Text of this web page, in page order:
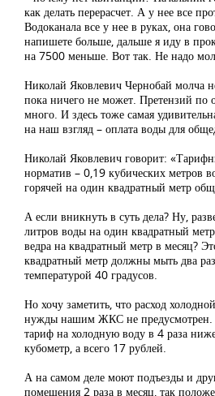
как делать перерасчет. А у нее все
Водоканала все у нее в руках, она
напишете больше, дальше я иду в
на 7500 меньше. Вот так. Не надо
Николай Яковлевич Чернобай молча
пока ничего не может. Претензий по
много. И здесь тоже самая
на наш взгляд – оплата воды для
Николай Яковлевич говорит:
норматив – 0,19 кубических метров
горячей на один квадратный метр
А если вникнуть в суть дела? Ну,
литров воды на один квадратный
ведра на квадратный метр в месяц?
квадратный метр должны мыть два
температурой 40 градусов.
Но хочу заметить, что расход
нужды нашим ЖКС не предусмотрен.
тариф на холодную воду в 4 раза
кубометр, а всего 17 рублей.
А на самом деле моют подъезды и
помещения 2 раза в месяц, так